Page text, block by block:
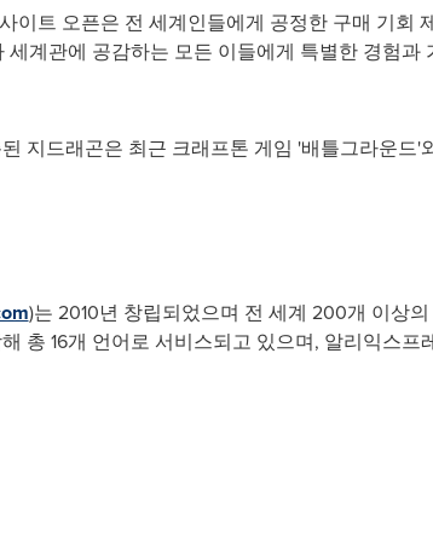
이트 오픈은 전 세계인들에게 공정한 구매 기회
계관에 공감하는 모든 이들에게 특별한 경험과
지드래곤은 최근 크래프톤 게임 '배틀그라운드'
)는 2010년 창립되었으며 전 세계 200개 이상
총 16개 언어로 서비스되고 있으며, 알리익스프